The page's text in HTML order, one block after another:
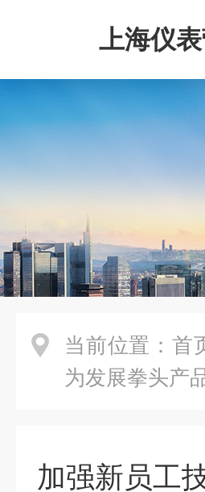
上海仪
当前位置： 首
为发展拳头产
加强新员工